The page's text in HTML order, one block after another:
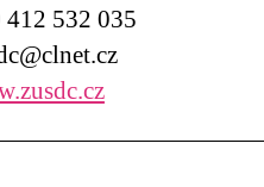
412 532 035